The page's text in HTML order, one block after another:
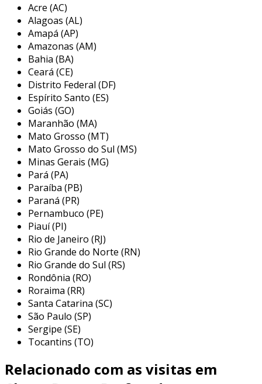
fatores que contribui para sua popularidade.
comumente utilizada na arquitetura, indústria
alimentícia e na construção civil, a chapa de aço
inox perfurada é uma solução que combina
funcionalidade e estética, capaz de atender a
diversas necessidades e especificações de
projetos.
principais aplicações da chapa de aço
inox perfurada
a chapa de aço inox perfurada possui uma
vasta gama de aplicações devido à sua
versatilidade e resistência. entre os setores que
mais utilizam este material, destacam-se:
arquitetura e decoração:
empregada em fachadas, coberturas e
elementos decorativos, onde a
transparência e o design são essenciais.
indústria alimentícia:
equipamentos e sistemas de ventilação,
onde a resistência à corrosão e a
facilidade de limpeza são fundamentais.
painéis de proteção:
grades, proporcionando visibilidade e
Acre (AC)
Alagoas (AL)
Amapá (AP)
Amazonas (AM)
Bahia (BA)
Ceará (CE)
Distrito Federal (DF)
Espírito Santo (ES)
Goiás (GO)
Maranhão (MA)
Mato Grosso (MT)
Mato Grosso do Sul (MS)
Minas Gerais (MG)
Pará (PA)
Paraíba (PB)
Paraná (PR)
Pernambuco (PE)
Piauí (PI)
Rio de Janeiro (RJ)
Rio Grande do Norte (RN)
Rio Grande do Sul (RS)
Rondônia (RO)
Roraima (RR)
Santa Catarina (SC)
São Paulo (SP)
Sergipe (SE)
Tocantins (TO)
Relacionado com as visitas em